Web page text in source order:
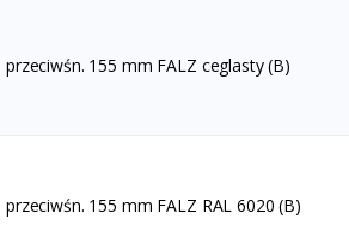
przeciwśn. 155 mm FALZ ceglasty (B)
155 mm FALZ RAL 6020 (B)